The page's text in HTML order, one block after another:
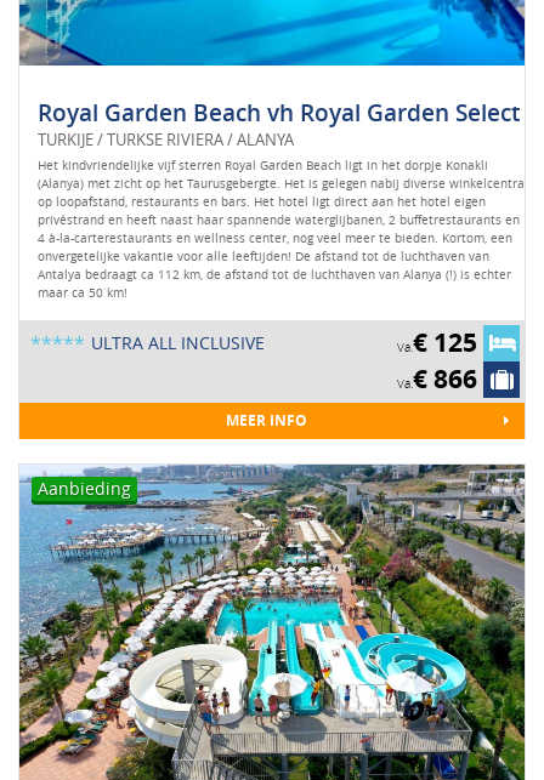
Royal Garden Beach vh Royal Garden Select
TURKIJE / TURKSE RIVIERA / ALANYA
Het kindvriendelijke vijf sterren Royal Garden Beach ligt in het dorpje Konakli
(Alanya) met zicht op het Taurusgebergte. Het is gelegen nabij diverse winkelcentra
op loopafstand, restaurants en bars. Het hotel ligt direct aan het hotel eigen
privéstrand en heeft naast haar spannende waterglijbanen, 2 buffetrestaurants en
4 à-la-carterestaurants en wellness center, nog veel meer te bieden. Kortom, een
onvergetelijke vakantie voor alle leeftijden! De afstand tot de luchthaven van
Antalya bedraagt ca 112 km, de afstand tot de luchthaven van Alanya (!) is echter
maar ca 50 km!
MEER INFO
ULTRA ALL INCLUSIVE
***** Va.€ 125
Va.€ 866
Aanbieding